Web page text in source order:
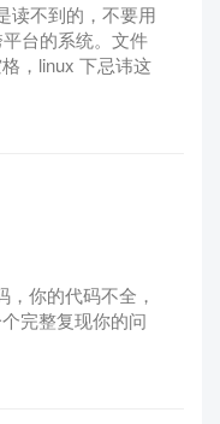
读不到的，不要用
台的系统。文件
，linux 下忌讳这
，你的代码不全，
完整复现你的问